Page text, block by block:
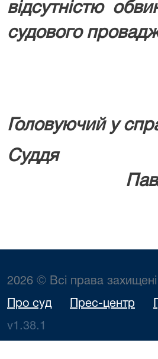
відсутністю
судового
Головуючий у
Павло
2026 © Всі права захищені
Про суд Прес-центр
v1.38.1